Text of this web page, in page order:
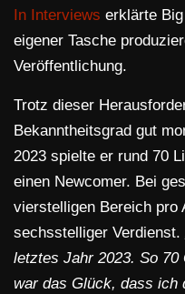
In Interviews erklärte
eigener Tasche
Veröffentlichung.
Trotz dieser
Bekanntheitsgrad gut
2023 spielte er rund 70
einen Newcomer. Bei
vierstelligen Bereich pro
sechsstelliger Verdienst.
letztes Jahr 2023. So
war das Glück, dass ich